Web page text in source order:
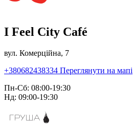
I Feel City Café
вул. Комерційна, 7
+380682438334 Переглянути на мапі
Пн-Сб: 08:00-19:30
Нд: 09:00-19:30